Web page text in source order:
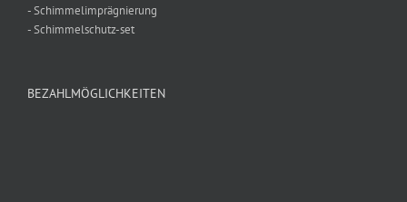
- Schimmelimprägnierung
- Schimmelschutz-set
BEZAHLMÖGLICHKEITEN